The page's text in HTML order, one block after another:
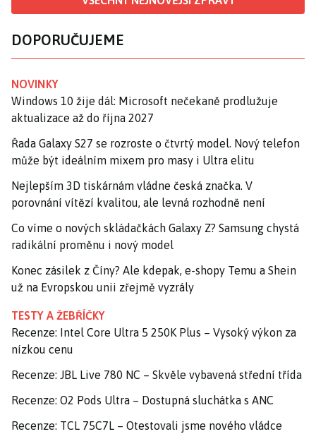
DOPORUČUJEME
NOVINKY
Windows 10 žije dál: Microsoft nečekaně prodlužuje
aktualizace až do října 2027
Řada Galaxy S27 se rozroste o čtvrtý model. Nový telefon
může být ideálním mixem pro masy i Ultra elitu
Nejlepším 3D tiskárnám vládne česká značka. V
porovnání vítězí kvalitou, ale levná rozhodně není
Co víme o nových skládačkách Galaxy Z? Samsung chystá
radikální proměnu i nový model
Konec zásilek z Číny? Ale kdepak, e-shopy Temu a Shein
už na Evropskou unii zřejmě vyzrály
TESTY A ŽEBŘÍČKY
Recenze: Intel Core Ultra 5 250K Plus – Vysoký výkon za
nízkou cenu
Recenze: JBL Live 780 NC – Skvěle vybavená střední třída
Recenze: O2 Pods Ultra – Dostupná sluchátka s ANC
Recenze: TCL 75C7L – Otestovali jsme nového vládce